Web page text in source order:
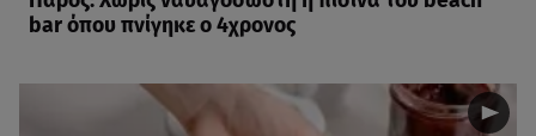
bar όπου πνίγηκε ο 4χρονος